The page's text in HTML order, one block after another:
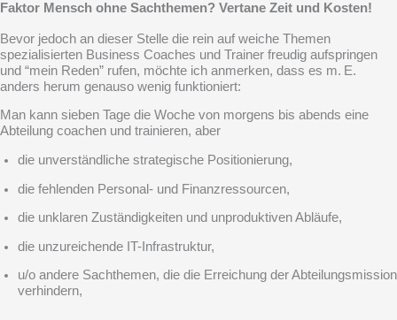
Faktor Mensch ohne Sachthemen? Vertane Zeit und Kosten!
Bevor jedoch an dieser Stelle die rein auf weiche Themen
spezialisierten Business Coaches und Trainer freudig aufspringen
und “mein Reden” rufen, möchte ich anmerken, dass es m. E.
anders herum genauso wenig funktioniert:
Man kann sieben Tage die Woche von morgens bis abends eine
Abteilung coachen und trainieren, aber
die unverständliche strategische Positionierung,
die fehlenden Personal- und Finanzressourcen,
die unklaren Zuständigkeiten und unproduktiven Abläufe,
die unzureichende IT-Infrastruktur,
u/o andere Sachthemen, die die Erreichung der Abteilungsmission
verhindern,